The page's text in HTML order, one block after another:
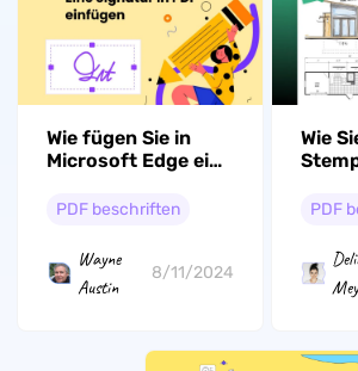
Wie fügen Sie in
Microsoft Edge eine
ein
PDF beschriften
Wayne
Austin
8/11/2024
Wie
PDF